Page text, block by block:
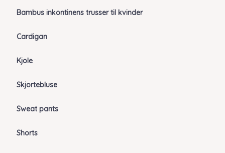
Bambus inkontinens trusser til kvinder
Cardigan
Kjole
Skjortebluse
Sweat pants
Shorts